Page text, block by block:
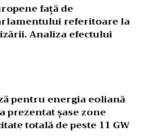
față de
referitoare la
Analiza efectului
pentru energia eoliană
prezentat șase zone
totală de peste 11 GW